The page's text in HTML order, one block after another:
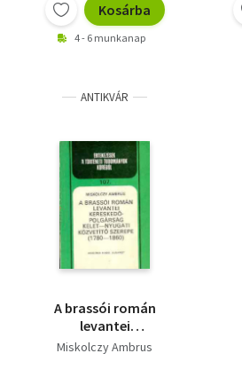
Kosárba
4 - 6 munkanap
ANTIKVÁR
A brassói román
levantei
kereskedőpolgárság
Miskolczy Ambrus